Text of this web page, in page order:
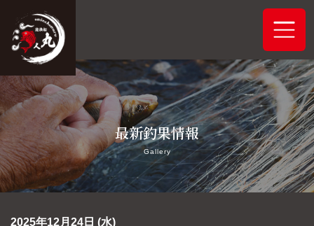
ホーム
システムご案内
最新釣果情報
最新釣果情報
Gallery
2025年12月24日 (水)